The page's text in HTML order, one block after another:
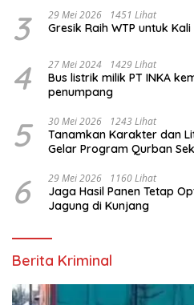
3 29 Mei 2026 1451 Lihat
Gresik Raih WTP untuk
4 27 Mei 2024 1429 Lihat
Bus listrik milik PT INKA
penumpang
5 30 Mei 2026 1243 Lihat
Tanamkan Karakter dan
Gelar Program Qurban
6 29 Mei 2026 1160 Lihat
Jaga Hasil Panen Tetap
Jagung di Kunjang
Berita Kriminal